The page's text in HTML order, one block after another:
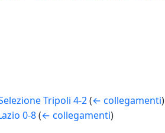
Tripoli 4-2 (← collegamenti)
0-8 (← collegamenti)